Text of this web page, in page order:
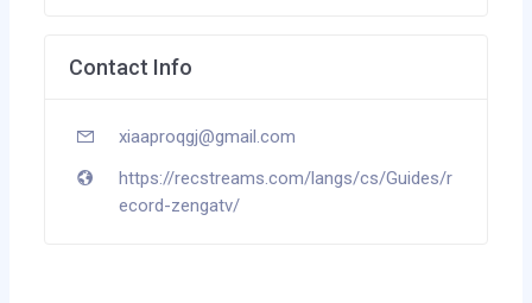
Contact Info
xiaaproqgj@gmail.com
https://recstreams.com/langs/cs/Guides/r
ecord-zengatv/